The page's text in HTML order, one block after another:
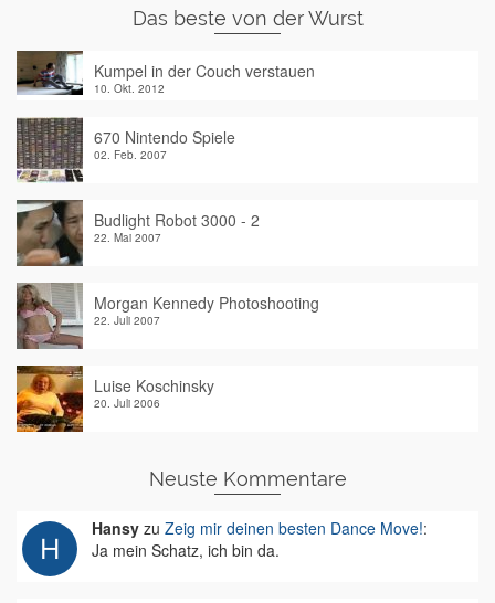
Das beste von der Wurst
Kumpel in der Couch verstauen
10. Okt. 2012
670 Nintendo Spiele
02. Feb. 2007
Budlight Robot 3000 - 2
22. Mai 2007
Morgan Kennedy Photoshooting
22. Juli 2007
Luise Koschinsky
20. Juli 2006
Neuste Kommentare
Hansy zu Zeig mir deinen besten Dance Move!:
Ja mein Schatz, ich bin da.